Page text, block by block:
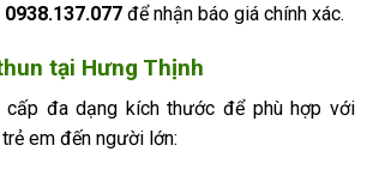
0938.137.077để nhận báo giá chính xác.
tại Hưng Thịnh
cấp đa dạng kích thước để phù hợp với
em đến người lớn: